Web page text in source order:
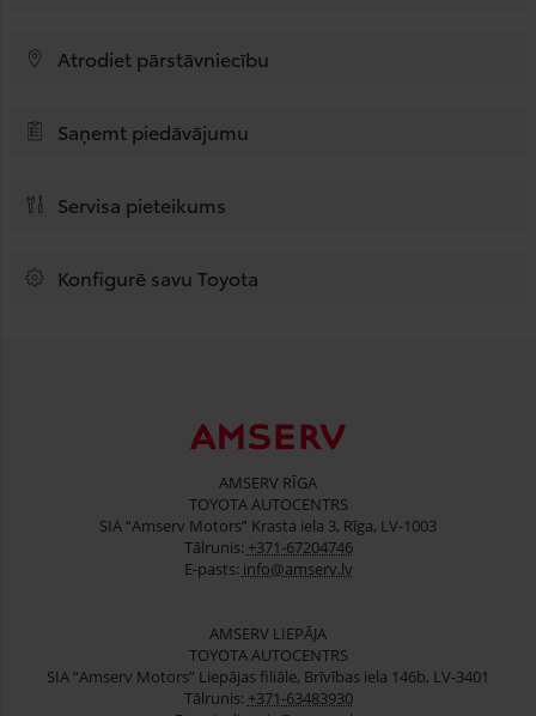
Atrodiet pārstāvniecību
Saņemt piedāvājumu
Servisa pieteikums
Konfigurē savu Toyota
AMSERV RĪGA
TOYOTA AUTOCENTRS
SIA “Amserv Motors” Krasta iela 3, Rīga, LV-1003
Tālrunis: +371-67204746
E-pasts: info@amserv.lv
AMSERV LIEPĀJA
TOYOTA AUTOCENTRS
SIA “Amserv Motors” Liepājas filiāle, Brīvības iela 146b, LV-3401
Tālrunis: +371-63483930